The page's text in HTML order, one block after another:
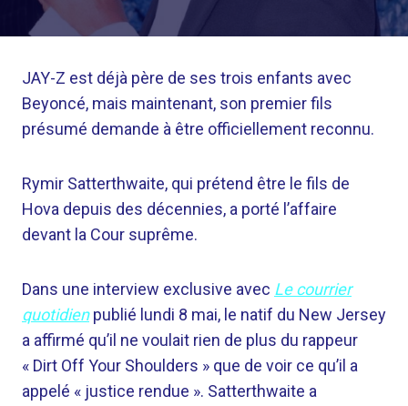
JAY-Z est déjà père de ses trois enfants avec
Beyoncé, mais maintenant, son premier fils
présumé demande à être officiellement reconnu.
Rymir Satterthwaite, qui prétend être le fils de
Hova depuis des décennies, a porté l’affaire
devant la Cour suprême.
Dans une interview exclusive avec Le courrier
quotidienpublié lundi 8 mai, le natif du New Jersey
a affirmé qu’il ne voulait rien de plus du rappeur
« Dirt Off Your Shoulders » que de voir ce qu’il a
appelé « justice rendue ». Satterthwaite a